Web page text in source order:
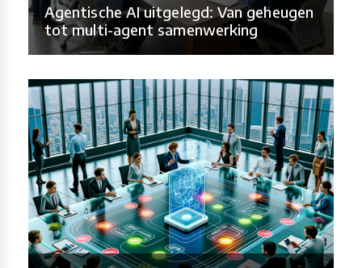
Agentische AI uitgelegd: Van geheugen
tot multi-agent samenwerking